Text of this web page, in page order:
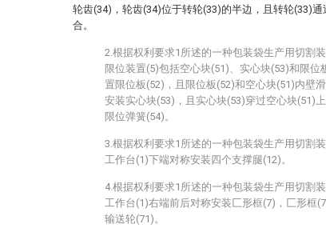
轮齿(34)，轮齿(34)位于转轮(33)的半边，且转轮(33)
合。
2.根据权利要求1所述的一种包装袋生产用切割
限位装置(5)包括空心块(51)、实心块(53)和限位
置限位板(52)，且限位板(52)和空心块(51)内壁
安装实心块(53)，且实心块(53)穿过空心块(51)
限位弹簧(54)。
3.根据权利要求1所述的一种包装袋生产用切割
工作台(1)下端对称安装四个支撑腿(12)。
4.根据权利要求1所述的一种包装袋生产用切割
工作台(1)右端前后对称安装匚形框(7)，匚形框
输送轮(71)。